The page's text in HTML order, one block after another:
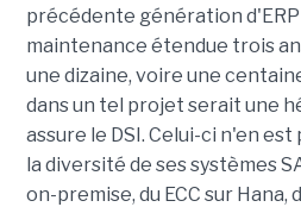
précédente génération d'ERP
maintenance étendue trois
une dizaine, voire une
dans un tel projet serait une
assure le DSI. Celui-ci n'en
la diversité de ses systèmes
on-premise, du ECC sur Hana,